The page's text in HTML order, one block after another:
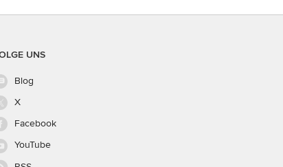
UNS
Blog
X
Facebook
YouTube